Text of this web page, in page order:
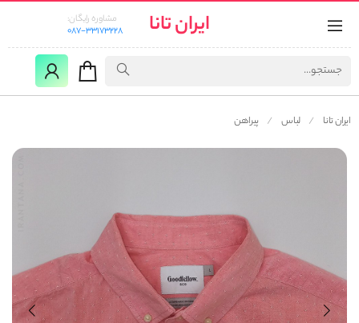
ایران تانا
مشاوره رایگان:
087-33173228
ایران تانا لباس پیراهن